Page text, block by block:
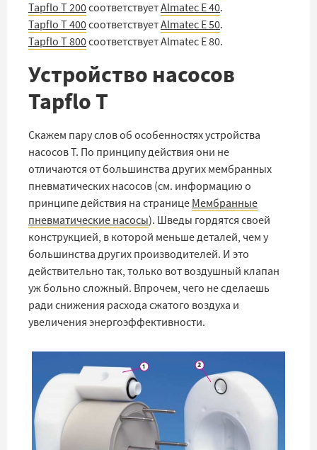
Tapflo T 200соответствуетAlmatec E 40.
Tapflo T 400соответствуетAlmatec E 50.
Tapflo T 800соответствует Almatec E 80.
Устройство насосов
Tapflo T
Скажем пару слов об особенностях устройства
насосов T. По принципу действия они не
отличаются от большинства других мембранных
пневматических насосов (см. информацию о
принципе действия на странице Мембранные
пневматические насосы). Шведы гордятся своей
конструкцией, в которой меньше деталей, чем у
большинства других производителей. И это
действительно так, только вот воздушный клапан
уж больно сложный. Впрочем, чего не сделаешь
ради снижения расхода сжатого воздуха и
увеличения энергоэффективности.